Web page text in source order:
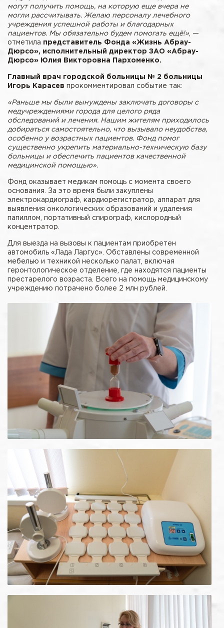
могут получить помощь, на которую еще вчера не
могли рассчитывать. Желаю персоналу лечебного
учреждения успешной работы и благодарных
пациентов. Мы обязательно будем помогать ещё!» , —
отметила представитель Фонда «Жизнь Абрау-
Дюрсо», исполнительный директор ЗАО «Абрау-
Дюрсо» Юлия Викторовна Пархоменко.
Главный врач городской больницы № 2 больницы
Игорь Карасев прокомментировал событие так:
«Раньше мы были вынуждены заключать договоры с
медучреждениями города для целого ряда
обследований и лечения. Нашим жителям приходилось
добираться самостоятельно, что вызывало неудобства,
особенно у возрастных пациентов. Фонд помог
существенно укрепить материально-техническую базу
больницы и обеспечить пациентов качественной
медицинской помощью».
Фонд оказывает медикам помощь с момента своего
основания. За это время были закуплены
электрокардиограф, кардиорегистратор, аппарат для
выявления онкологических образований и удаления
папиллом, портативный спирограф, кислородный
концентратор.
Для выезда на вызовы к пациентам приобретен
автомобиль «Лада Ларгус». Обставлены современной
мебелью и техникой несколько палат, включая
геронтологическое отделение, где находятся пациенты
престарелого возраста. Всего на помощь медицинскому
учреждению потрачено более 2 млн рублей.